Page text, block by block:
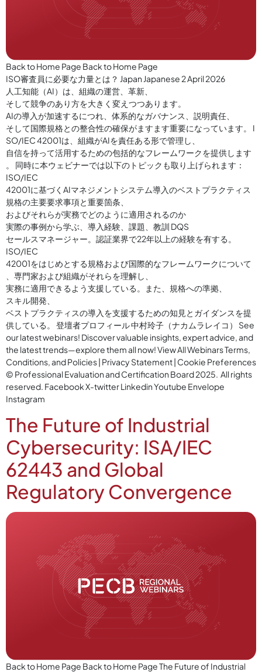
Back to Home Page Back to Home Page
ISO審査員に必要な力量とは？ Japan Japanese 2 April 2026
人工知能（AI）は、組織の運営、革新、
そして競争のあり方を大きく変えつつあります。
AIの導入が加速するにつれ、体系的なガバナンス、説明責任、
そして国際規格との整合性の確保がますます重要になっています。 I
SO/IEC 42001は、組織がAIを責任ある形で管理し、
自信を持って活用するための包括的なフレームワークを提供します
。 同時に本ウェビナーでは以下のトピックも取り上げられます：
ISO/IEC
42001に基づくAIマネジメントシステム導入のベストプラクティス
規格の主要要求事項と重要箇条、
およびそれらが実務でどのように適用されるのか
実際の事例から学ぶ、導入経験、課題、教訓 DQS
セールスマネージャー。認証業界で22年以上の経験を有する。
ISO/IEC
42001をはじめとする規格および国際的なフレームワークについて
、専門家および組織がそれらを理解し、
実務に適用できるよう支援している。また、規格への準拠、
スキル開発、
ベストプラクティスの導入を支援するための知見とガイダンスを提
供している。 登壇者プロフィール 中村玲子（ナカムラレイコ） See
our latest webinars! Discover valuable insights, expert advice, and
the latest trends—explore them all now! View All Webinars Terms,
Conditions, and Policies | Privacy Statement | Cookie Preferences
© Professional Evaluation and Certification Board 2025. All rights
reserved. Facebook X-twitter Linkedin Youtube Envelope
Instagram
The Future of Industrial
Cybersecurity: ISA/IEC
62443 and Global
Regulatory Convergence
Back to Home Page Back to Home Page The Future of Industrial